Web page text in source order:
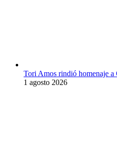
Tori Amos rindió homenaje a
1 agosto 2026